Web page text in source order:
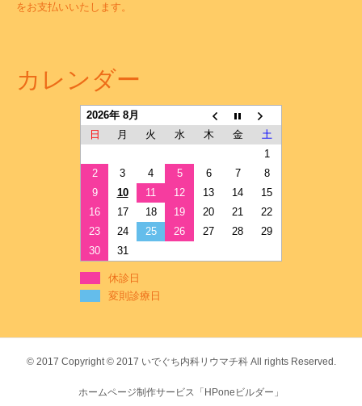
をお支払いいたします。
カレンダー
2026年 8月
日
月 火 水 木 金
土
1
2
3 4 5 6 7
8
9
10 11 12 13 14
15
16
17 18 19 20 21
22
23
24 25 26 27 28
29
30
31
休診日
変則診療日
© 2017 Copyright © 2017 いでぐち内科リウマチ科 All rights Reserved.
ホームページ制作サービス「HPoneビルダー」